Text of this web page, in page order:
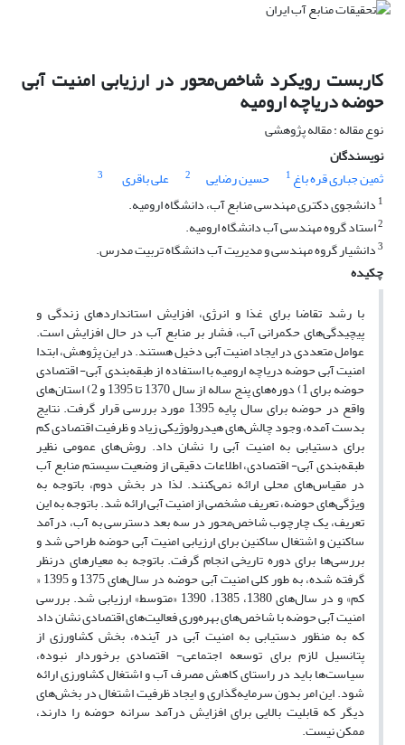
کاربست رویکرد شاخص‌محور در ارزیابی امنیت آبی
حوضه دریاچه ارومیه
نوع مقاله : مقاله پژوهشی
نویسندگان
ثمین جباری قره باغ 1 حسین رضایی 2 علی باقری
3
1 دانشجوی دکتری مهندسی منابع آب، دانشگاه ارومیه.
2استاد گروه مهندسی آب دانشگاه ارومیه.
3دانشیار گروه مهندسی و مدیریت آب دانشگاه تربیت مدرس.
چکیده
با رشد تقاضا برای غذا و انرژی، افزایش استانداردهای زندگی و
پیچیدگی‌های حکمرانی آب، فشار بر منابع آب در حال افزایش است.
عوامل متعددی در ایجاد امنیت آبی دخیل هستند. در این پژوهش، ابتدا
امنیت آبی حوضه‌ دریاچه ارومیه با استفاده از طبقه‌بندی آبی- اقتصادی
حوضه برای 1) دوره‌های پنج ساله از سال 1370 تا 1395 و 2) استان‌های
واقع در حوضه‌ برای سال پایه 1395 مورد بررسی قرار گرفت. نتایج
بدست آمده، وجود چالش‌های هیدرولوژیکی زیاد و ظرفیت اقتصادی کم
برای دستیابی به امنیت آبی را نشان داد. روش‌های عمومی نظیر
طبقه‌بندی آبی- اقتصادی، اطلاعات دقیقی از وضعیت سیستم منابع آب
در مقیاس‌های محلی ارائه نمی‌کنند. لذا در بخش دوم، باتوجه به
ویژگی‌های حوضه، تعریف مشخصی از امنیت آبی ارائه شد. باتوجه به این
تعریف، یک چارچوب شاخص‌محور در سه بعد دسترسی به آب، درآمد
ساکنین و اشتغال ساکنین برای ارزیابی امنیت آبی حوضه طراحی شد و
بررسی‌ها برای دوره تاریخی انجام گرفت. باتوجه به معیارهای درنظر
گرفته شده، به طور کلی امنیت آبی حوضه در سال‌های 1375 و 1395 «
کم» و در سال‌های 1380، 1385، 1390 «متوسط» ارزیابی شد. بررسی
امنیت آبی حوضه با شاخص‌های بهره‌وری فعالیت‌های اقتصادی نشان داد
که به منظور دستیابی به امنیت آبی در آینده، بخش کشاورزی از
پتانسیل لازم برای توسعه اجتماعی- اقتصادی برخوردار نبوده،
سیاست‌ها باید در راستای کاهش مصرف آب و اشتغال کشاورزی ارائه
شود. این امر بدون سرمایه‌گذاری و ایجاد ظرفیت اشتغال در بخش‌های
دیگر که قابلیت بالایی برای افزایش درآمد سرانه حوضه را دارند،
ممکن نیست.